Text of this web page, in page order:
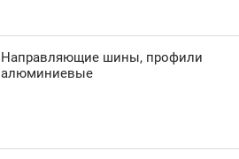
Направляющие шины, профили
алюминиевые